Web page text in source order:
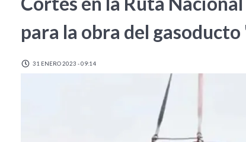
para la obra del
31 ENERO 2023 - 09:14